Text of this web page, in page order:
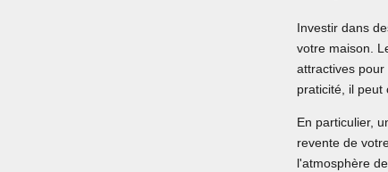
Investir dans
votre maison.
attractives
praticité, il peut
En particulier,
revente de
l'atmosphère